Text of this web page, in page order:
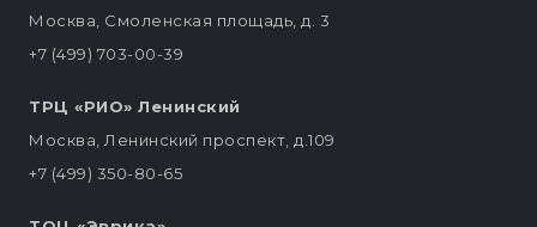
Москва, Смоленская площадь, д. 3
+7 (499) 703-00-39
ТРЦ «РИО» Ленинский
Москва, Ленинский проспект, д.109
+7 (499) 350-80-65